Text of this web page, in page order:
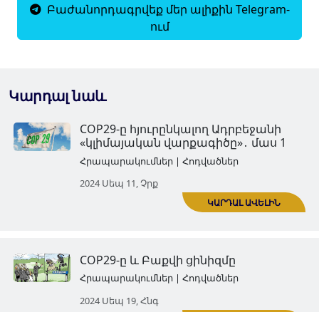
Կարդալ նաև
Բաժանորդագրվեք մեր ալիքին Telegram-
ում